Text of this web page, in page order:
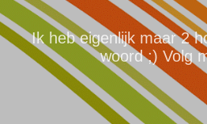
Ik heb eigenlijk maar 2
woord ;) Volg